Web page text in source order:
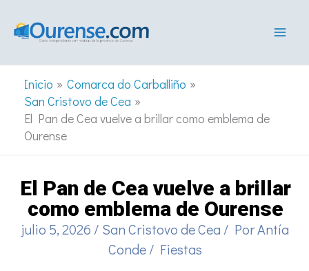
Inicio
Comarca do Carballiño
San Cristovo de Cea
El Pan de Cea vuelve a brillar como emblema de
Ourense
El Pan de Cea vuelve a brillar
como emblema de Ourense
julio 5, 2026 / San Cristovo de Cea / PorAntía
Conde/ Fiestas